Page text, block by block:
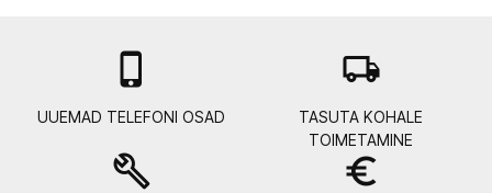

UUEMAD TELEFONI OSAD
local_shipping
TASUTA KOHALE
TOIMETAMINE
build euro_symbol